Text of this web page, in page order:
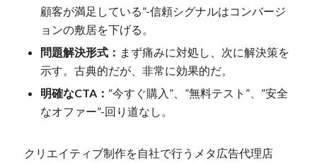
顧客が満足している”-信頼シグナルはコンバージ
ョンの敷居を下げる。
問題解決形式： まず痛みに対処し、次に解決策を
示す。古典的だが、非常に効果的だ。
明確なCTA： “今すぐ購入”、”無料テスト”、”安全
なオファー”-回り道なし。
クリエイティブ制作を自社で行うメタ広告代理店